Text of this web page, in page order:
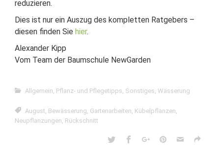
reduzieren.
Dies ist nur ein Auszug des kompletten Ratgebers –
diesen finden Sie hier.
Alexander Kipp
Vom Team der Baumschule NewGarden
Allgemein, Pflanz- und Pflegetipps, Sonstiges, Wässerung
August, Bewässerung, Gartenarbeiten, Kübelpflanzen,
Neupflanzungen, Rückschnitt